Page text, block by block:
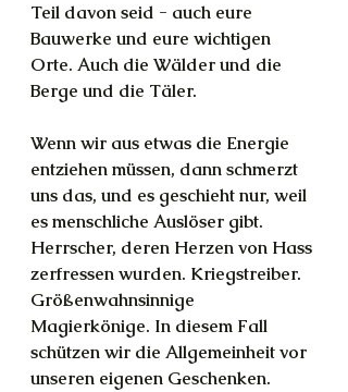
Teil davon seid - auch eure
Bauwerke und eure wichtigen
Orte. Auch die Wälder und die
Berge und die Täler.
Wenn wir aus etwas die Energie
entziehen müssen, dann schmerzt
uns das, und es geschieht nur, weil
es menschliche Auslöser gibt.
Herrscher, deren Herzen von Hass
zerfressen wurden. Kriegstreiber.
Größenwahnsinnige
Magierkönige. In diesem Fall
schützen wir die Allgemeinheit vor
unseren eigenen Geschenken.